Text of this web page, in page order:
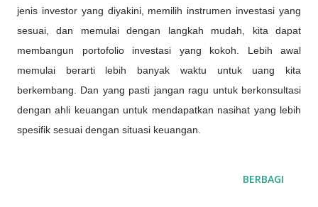
jenis investor yang diyakini, memilih instrumen investasi yang
sesuai, dan memulai dengan langkah mudah, kitadapat
membangun portofolio investasi yang kokoh. L ebih awal
memulai berarti lebih banyak waktu untuk uang kita
berkembang. Dan yang pasti jangan ragu untuk berkonsultasi
dengan ahli keuangan untuk mendapatkan nasihat yang lebih
spesifik sesuai dengan situasi keuangan
BERBAGI